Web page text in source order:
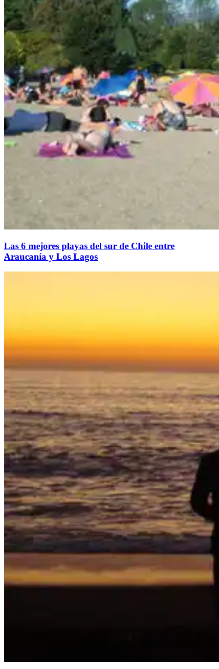
Las 6 mejores playas del sur de Chile entre
Araucanía y Los Lagos